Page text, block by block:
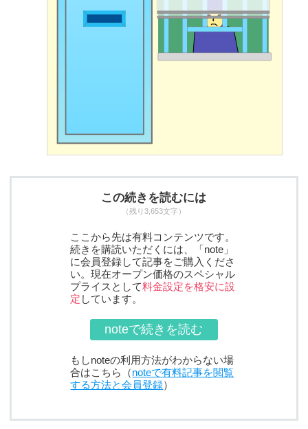
この続きを読むには
（残り3,653文字）
ここから先は有料コンテンツです。
続きを購読いただくには、「note」
に会員登録して記事をご購入くださ
い。現在オープン価格のスペシャル
プライスとして料金設定を格安に設
定 しています。
noteで続きを読む
もしnoteの利用方法がわからない場
合はこちら（noteで有料記事を閲覧
する方法と会員登録）